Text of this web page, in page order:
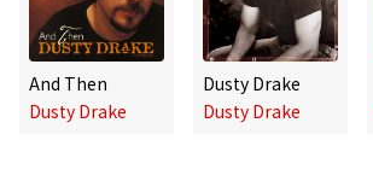
And Then
Dusty Drake
Dusty Drake
Dusty Drake